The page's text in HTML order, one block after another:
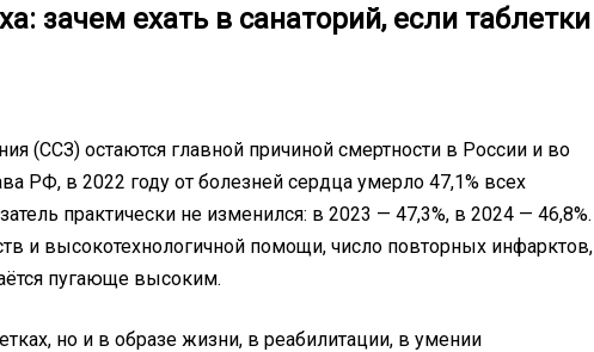
зачем ехать в санаторий, если таблетки
(ССЗ) остаются главной причиной смертности в России и во
РФ, в 2022 году от болезней сердца умерло 47,1% всех
практически не изменился: в 2023 — 47,3%, в 2024 — 46,8%.
и высокотехнологичной помощи, число повторных инфарктов,
пугающе высоким.
но и в образе жизни, в реабилитации, в умении